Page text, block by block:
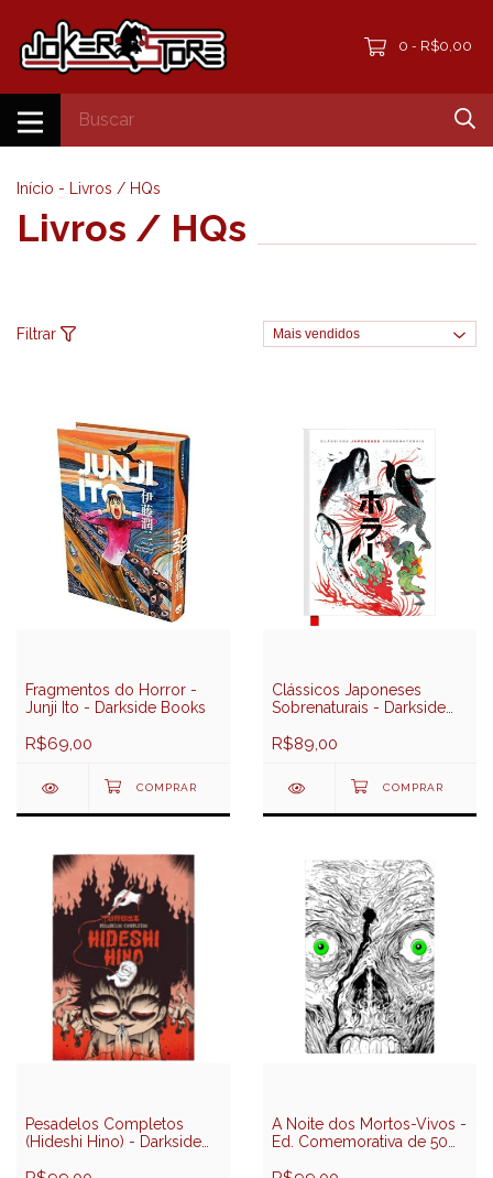
0 - R$0,00
Início - Livros / HQs
Livros / HQs
Filtrar
Fragmentos do Horror -
Junji Ito - Darkside Books
R$69,00
Clássicos Japoneses
Sobrenaturais - Darkside
R$89,00
Pesadelos Completos
(Hideshi Hino) - Darkside
A Noite dos Mortos-Vivos -
Ed. Comemorativa de 50